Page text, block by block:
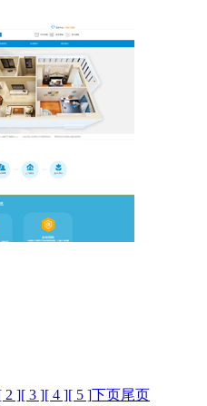
2 ][ 3 ][ 4 ][ 5 ]下页尾页